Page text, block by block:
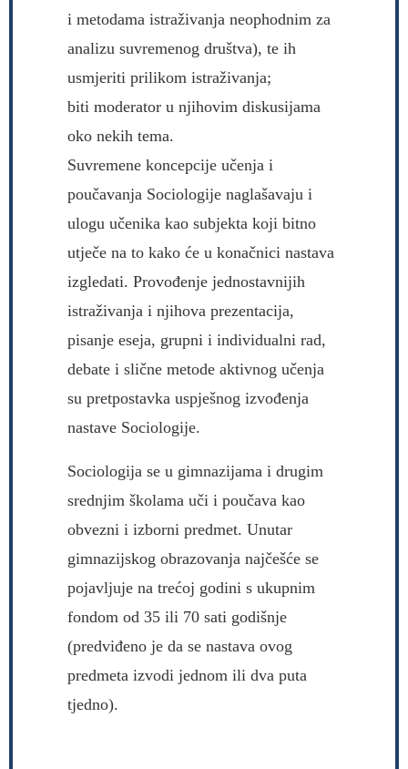
i metodama istraživanja neophodnim za
analizu suvremenog društva), te ih
usmjeriti prilikom istraživanja;
biti moderator u njihovim diskusijama
oko nekih tema.
Suvremene koncepcije učenja i
poučavanja Sociologije naglašavaju i
ulogu učenika kao subjekta koji bitno
utječe na to kako će u konačnici nastava
izgledati. Provođenje jednostavnijih
istraživanja i njihova prezentacija,
pisanje eseja, grupni i individualni rad,
debate i slične metode aktivnog učenja
su pretpostavka uspješnog izvođenja
nastave Sociologije.
Sociologija se u gimnazijama i drugim
srednjim školama uči i poučava kao
obvezni i izborni predmet. Unutar
gimnazijskog obrazovanja najčešće se
pojavljuje na trećoj godini s ukupnim
fondom od 35 ili 70 sati godišnje
(predviđeno je da se nastava ovog
predmeta izvodi jednom ili dva puta
tjedno).